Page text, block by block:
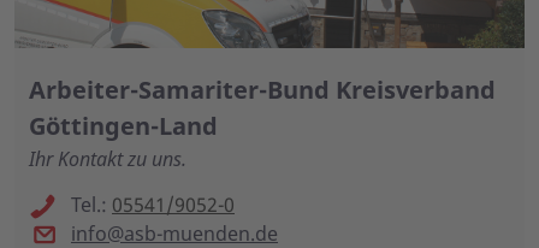
Arbeiter-Samariter-Bund Kreisverband
Göttingen-Land
Ihr Kontakt zu uns.
Tel.: 05541/9052-0
info@asb-muenden.de